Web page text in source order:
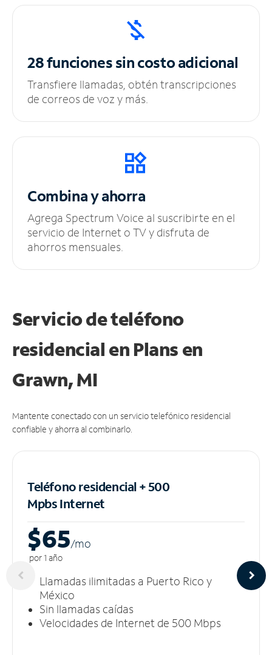
28 funciones sincosto adicional
Transfiere llamadas, obtén transcripciones
de correos de voz y más.
Combina y ahorra
Agrega Spectrum Voice al suscribirte en el
servicio de Internet o TV y disfruta de
ahorros mensuales.
Servicio de teléfono
residencial en Plans en
Grawn, MI
Mantente conectado con un servicio telefónico residencial
confiable y ahorra al combinarlo.
Teléfono residencial + 500
MpbsInternet
$65/mo
por 1 año
Llamadas ilimitadas a Puerto Rico y
México
Sin llamadas caídas
Velocidades de Internet de 500 Mbps